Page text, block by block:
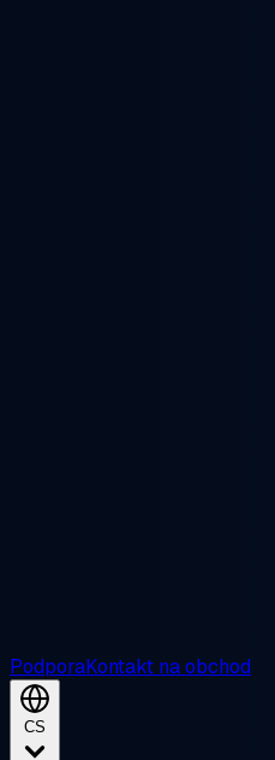
PodporaKontakt na obchod
CS